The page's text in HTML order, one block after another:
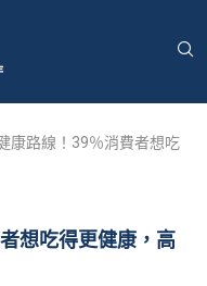
康路線！39％消費者想吃
想吃得更健康，高